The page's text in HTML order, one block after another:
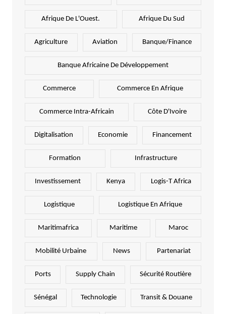
Afrique De L'Ouest. Afrique Du Sud
Agriculture Aviation Banque/Finance
Banque Africaine De Développement
Commerce Commerce En Afrique
Commerce Intra-Africain Côte D'Ivoire
Digitalisation Economie Financement
Formation Infrastructure
Investissement Kenya Logis-T Africa
Logistique Logistique En Afrique
Maritimafrica Maritime Maroc
Mobilité Urbaine News Partenariat
Ports Supply Chain Sécurité Routière
Sénégal Technologie Transit & Douane